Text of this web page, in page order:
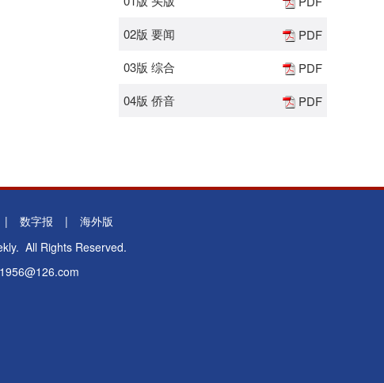
02版 要闻
PDF
03版 综合
PDF
04版 侨音
PDF
| 数字报 |
海外版
All Rights Reserved.